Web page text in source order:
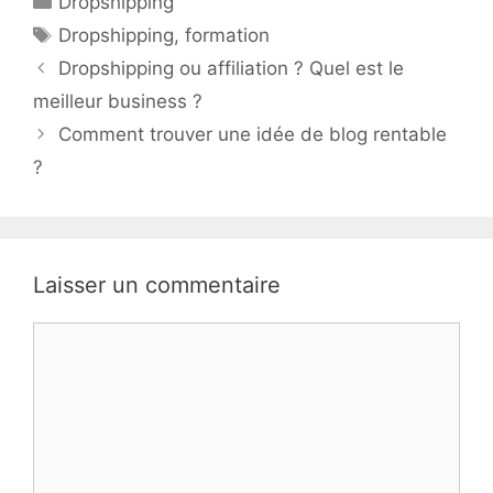
Étiquettes
Dropshipping,formation
Dropshipping ou affiliation ? Quel est le
meilleur business ?
Comment trouver une idée de blog rentable
?
Laisser un commentaire